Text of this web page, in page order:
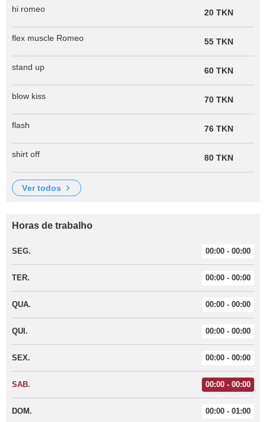
hi romeo 20 TKN
flex muscle Romeo 55 TKN
stand up 60 TKN
blow kiss 70 TKN
flash 76 TKN
shirt off 80 TKN
ver todos
Horas de trabalho
SEG. 00:00 - 00:00
TER. 00:00 - 00:00
QUA. 00:00 - 00:00
QUI. 00:00 - 00:00
SEX. 00:00 - 00:00
SAB. 00:00 - 00:00
DOM. 00:00 - 01:00